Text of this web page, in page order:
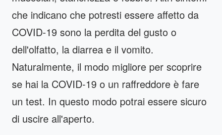
che indicano che potresti essere affetto da
COVID-19 sono la perdita del gusto o
dell'olfatto, la diarrea e il vomito.
Naturalmente, il modo migliore per scoprire
se hai la COVID-19 o un raffreddore è fare
un test. In questo modo potrai essere sicuro
di uscire all'aperto.